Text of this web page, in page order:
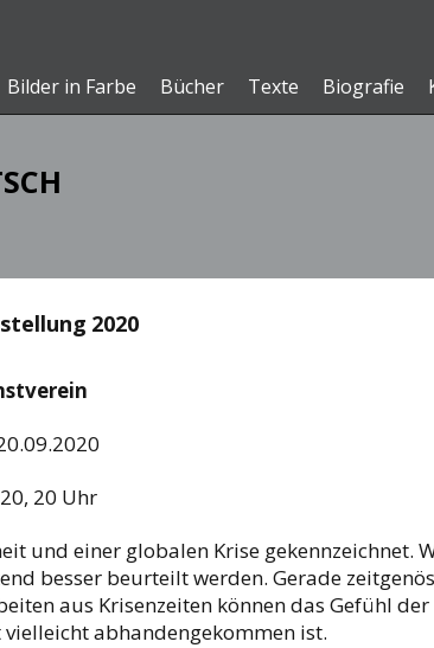
Bilder in Farbe Bücher Texte Biografie
2020
20 Uhr
und einer globalen Krise gekennzeichnet.
besser beurteilt werden. Gerade
aus Krisenzeiten können das Gefühl
abhandengekommen ist.